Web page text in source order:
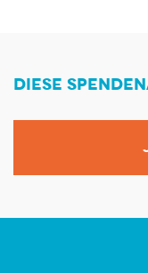
DIESE